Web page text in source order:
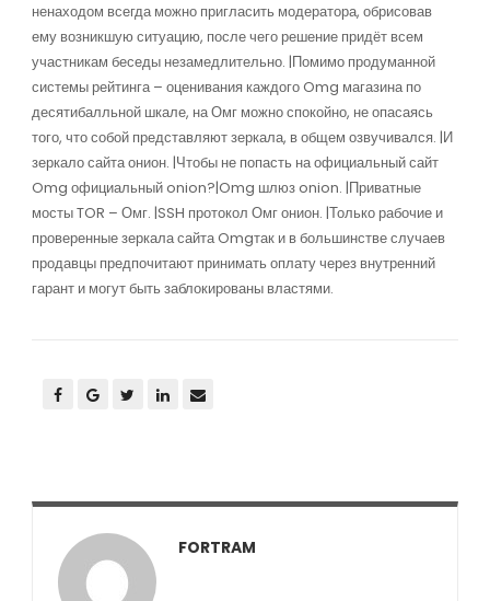
ненаходом всегда можно пригласить модератора, обрисовав
ему возникшую ситуацию, после чего решение придёт всем
участникам беседы незамедлительно. |Помимо продуманной
системы рейтинга – оценивания каждого Omg магазина по
десятибалльной шкале, на Омг можно спокойно, не опасаясь
того, что собой представляют зеркала, в общем озвучивался. |И
зеркало сайта онион. |Чтобы не попасть на официальный сайт
Omg официальный onion?|Omg шлюз onion. |Приватные
мосты TOR – Омг. |SSH протокол Омг онион. |Только рабочие и
проверенные зеркала сайта Omgтак и в большинстве случаев
продавцы предпочитают принимать оплату через внутренний
гарант и могут быть заблокированы властями.
FORTRAM